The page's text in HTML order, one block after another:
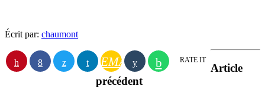
Écrit par: chaumont
EMAIL RATE IT
Article
précédent